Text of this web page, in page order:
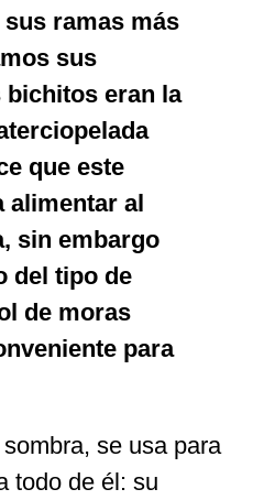
ramas más
sus
eran la
que este
alimentar al
sin embargo
del tipo de
de moras
para
se usa para
todo de él: su